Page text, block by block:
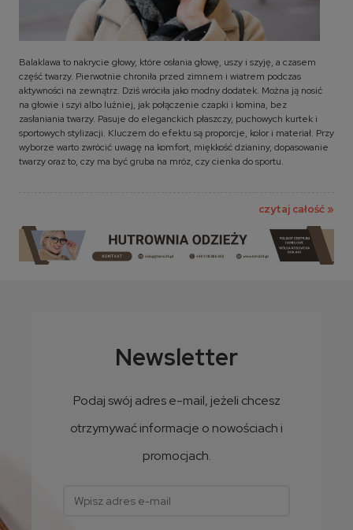
Balaklawa to nakrycie głowy, które osłania głowę, uszy i szyję, a czasem
część twarzy. Pierwotnie chroniła przed zimnem i wiatrem podczas
aktywności na zewnątrz. Dziś wróciła jako modny dodatek. Można ją nosić
na głowie i szyi albo luźniej, jak połączenie czapki i komina, bez
zasłaniania twarzy. Pasuje do eleganckich płaszczy, puchowych kurtek i
sportowych stylizacji. Kluczem do efektu są proporcje, kolor i materiał. Przy
wyborze warto zwrócić uwagę na komfort, miękkość dzianiny, dopasowanie
twarzy oraz to, czy ma być gruba na mróz, czy cienka do sportu.
czytaj całość »
Newsletter
Podaj swój adres e-mail, jeżeli chcesz
otrzymywać informacje o nowościach i
promocjach.